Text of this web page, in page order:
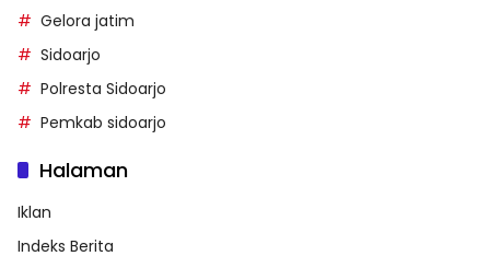
Gelora jatim
Sidoarjo
Polresta Sidoarjo
Pemkab sidoarjo
Halaman
Iklan
Indeks Berita